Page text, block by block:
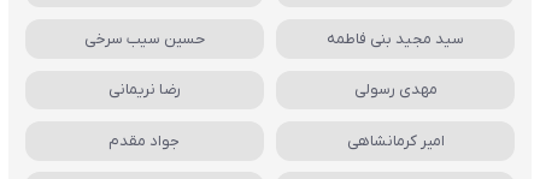
سید مجید بنی فاطمه حسین سیب سرخی
مهدی رسولی رضا نریمانی
امیر کرمانشاهی جواد مقدم